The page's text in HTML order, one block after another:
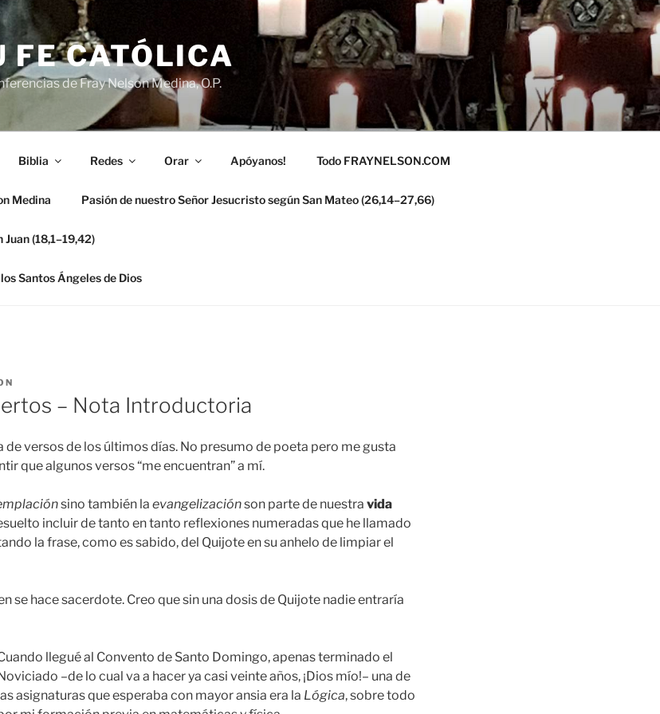
FE CATÓLICA
de Fray Nelson Medina, O.P.
Biblia Redes Orar Apóyanos! Todo FRAYNELSON.COM
Medina Pasión de nuestro Señor Jesucristo según San Mateo (26,14–27,66)
(18,1–19,42)
Santos Ángeles de Dios
– Nota Introductoria
de versos de los últimos días. No presumo de poeta pero me gusta
que algunos versos “me encuentran” a mí.
sino también la evangelizaciónson parte de nuestra vida
incluir de tanto en tanto reflexiones numeradas que he llamado
la frase, como es sabido, del Quijote en su anhelo de limpiar el
se hace sacerdote. Creo que sin una dosis de Quijote nadie entraría
llegué al Convento de Santo Domingo, apenas terminado el
–de lo cual va a hacer ya casi veinte años, ¡Dios mío!– una de
asignaturas que esperaba con mayor ansia era la Lógica, sobre todo